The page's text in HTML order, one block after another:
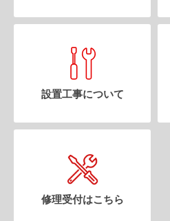
設置工事について
修理受付はこちら